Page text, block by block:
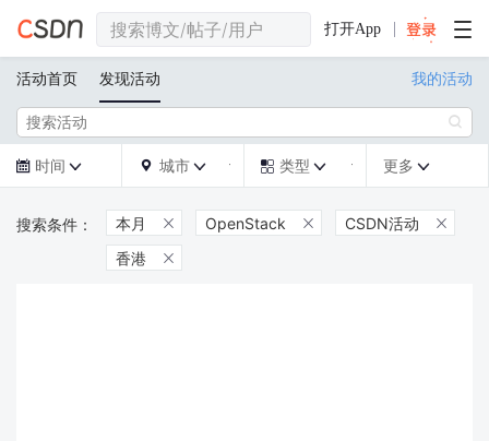
打开App
活动首页 发现活动 我的活动

 时间   城市   类型  更多 
本月  OpenStack  CSDN活动 
香港 